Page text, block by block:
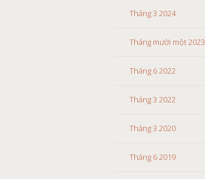
Tháng 3 2024
Tháng mười một 2023
Tháng 6 2022
Tháng 3 2022
Tháng 3 2020
Tháng 6 2019